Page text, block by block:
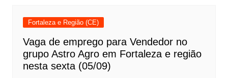
Fortaleza e Região (CE)
Vaga de emprego para Vendedor no
grupo Astro Agro em Fortaleza e região
nesta sexta (05/09)